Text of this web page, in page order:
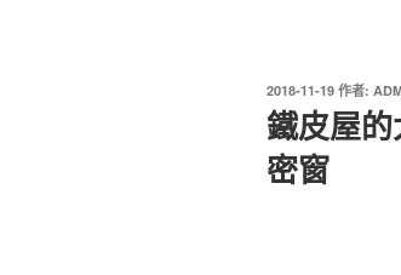
發
佈
於
2018-11-19 作者:
鐵皮屋
密窗